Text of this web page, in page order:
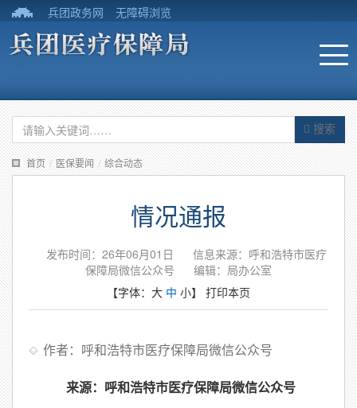
兵团政务网 无障碍浏览
搜索
首页 / 医保要闻 / 综合动态
情况通报
发布时间：26年06月01日
信息来源：呼和浩特市医疗
保障局微信公众号
编辑：局办公室
【字体： 大 中 小】 打印本页
作者：呼和浩特市医疗保障局微信公众号
来源：呼和浩特市医疗保障局微信公众号